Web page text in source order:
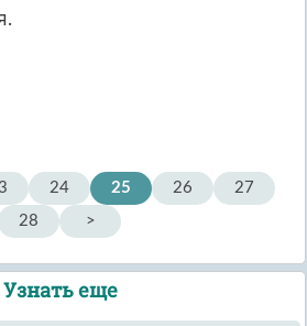
24 25 26
27
28
>
Узнать еще